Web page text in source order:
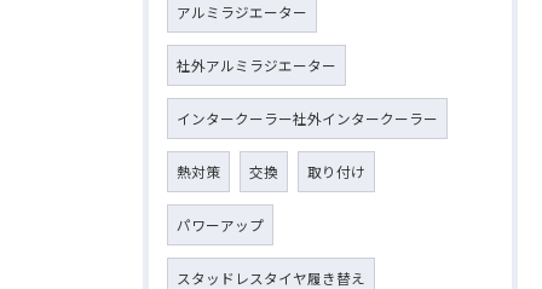
アルミラジエーター
社外アルミラジエーター
インタークーラー社外インタークーラー
熱対策 交換 取り付け
パワーアップ
スタッドレスタイヤ履き替え